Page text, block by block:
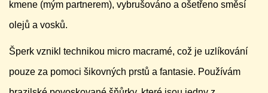
kmene (mým partnerem), vybrušováno a ošetřeno směsí
olejů a vosků.
Šperk vznikl technikou micro macramé, což je uzlíkování
pouze za pomoci šikovných prstů a fantasie. Používám